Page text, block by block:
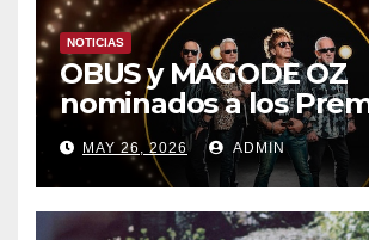
NOTICIAS
OBUS y MAGODE OZ
nominados a los
la Academia de la
España- Esta noche
MAY 26, 2026 ADMIN